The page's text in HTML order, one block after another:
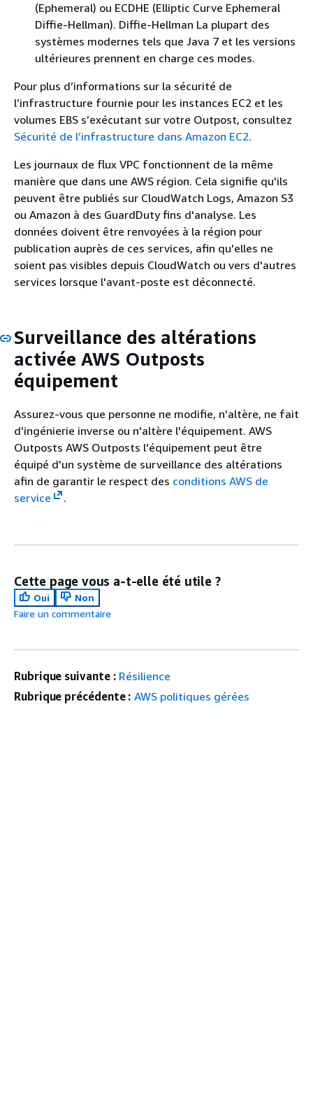
(Ephemeral) ou ECDHE (Elliptic Curve Ephemeral
Diffie-Hellman). Diffie-Hellman La plupart des
systèmes modernes tels que Java 7 et les versions
ultérieures prennent en charge ces modes.
Pour plus d’informations sur la sécurité de
l’infrastructure fournie pour les instances EC2 et les
volumes EBS s’exécutant sur votre Outpost, consultez
Sécurité de l’infrastructure dans Amazon EC2.
Les journaux de flux VPC fonctionnent de la même
manière que dans une AWS région. Cela signifie qu'ils
peuvent être publiés sur CloudWatch Logs, Amazon S3
ou Amazon à des GuardDuty fins d'analyse. Les
données doivent être renvoyées à la région pour
publication auprès de ces services, afin qu'elles ne
soient pas visibles depuis CloudWatch ou vers d'autres
services lorsque l'avant-poste est déconnecté.
Surveillance des altérations
activée AWS Outposts
équipement
Assurez-vous que personne ne modifie, n'altère, ne fait
d'ingénierie inverse ou n'altère l'équipement. AWS
Outposts AWS Outposts l'équipement peut être
équipé d'un système de surveillance des altérations
afin de garantir le respect des conditions AWS de
service
.
Cette page vous a-t-elle été utile ?
Oui
Non
Faire un commentaire
Rubrique suivante : Résilience
Rubrique précédente : AWS politiques gérées